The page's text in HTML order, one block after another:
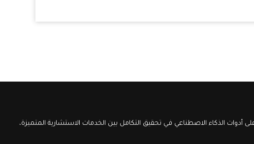
الذكاء الاصطناعي في تحقيق التكامل بين الخدمات الاستشارية المتميزة،